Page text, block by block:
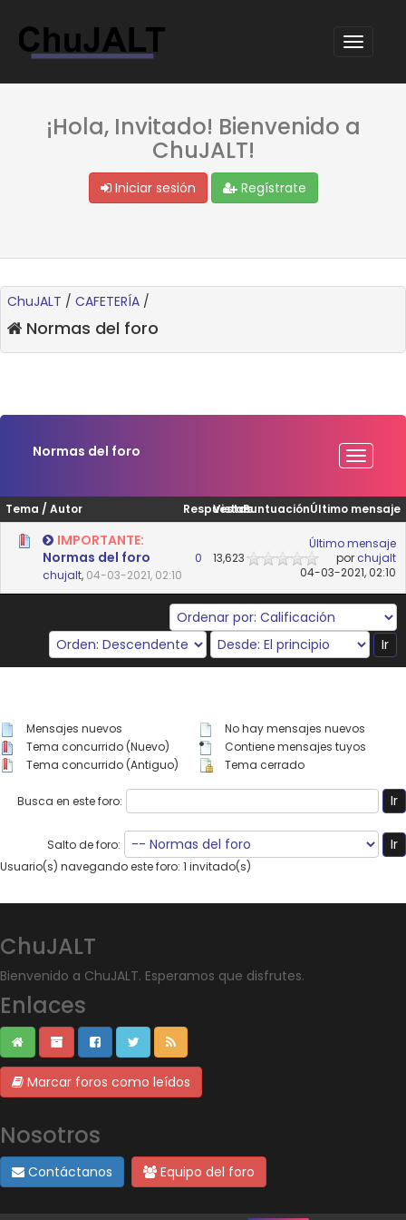
¡Hola, Invitado! Bienvenido a
ChuJALT!
Iniciar sesión Regístrate
ChuJALT / CAFETERÍA /
Normas del foro
Normas del foro
Tema / Autor Respuestas
VistasPuntuaciónÚltimo mensaje
IMPORTANTE:
Normas del foro
chujalt, 04-03-2021, 02:10
0 13,623
Último mensaje
por chujalt
04-03-2021, 02:10
Mensajes nuevos
Tema concurrido (Nuevo)
Tema concurrido (Antiguo)
No hay mensajes nuevos
Contiene mensajes tuyos
Tema cerrado
Busca en este foro:
Salto de foro:
Usuario(s) navegando este foro: 1 invitado(s)
ChuJALT
Bienvenido a ChuJALT. Esperamos que disfrutes.
Enlaces
Marcar foros como leídos
Nosotros
Contáctanos Equipo del foro